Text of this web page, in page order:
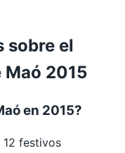
sobre el
2015
en 2015?
12 festivos